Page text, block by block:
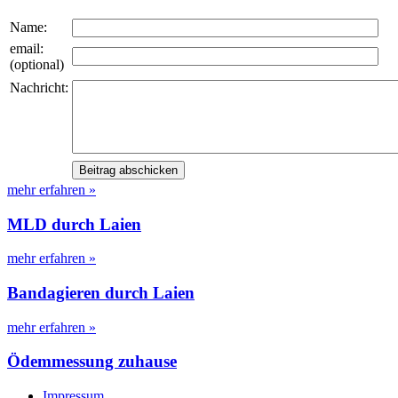
Name:
email:
(optional)
Nachricht:
mehr erfahren »
MLD durch Laien
mehr erfahren »
Bandagieren durch Laien
mehr erfahren »
Ödemmessung zuhause